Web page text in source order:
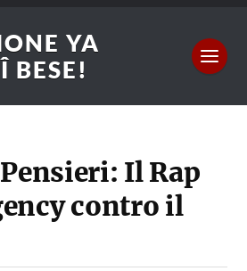
YA
BESE!
Il Rap
contro il